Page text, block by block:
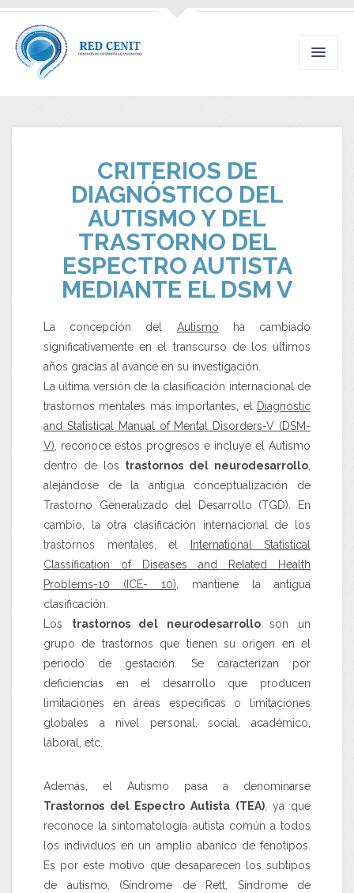
CRITERIOS DE
DIAGNÓSTICO DEL
AUTISMO Y DEL
TRASTORNO DEL
ESPECTRO AUTISTA
MEDIANTE EL DSM V
La concepción del Autismo ha cambiado
significativamente en el transcurso de los últimos
años gracias al avance en su investigación.
La última versión de la clasificación internacional de
trastornos mentales más importantes, el Diagnostic
and Statistical Manual of Mental Disorders-V (DSM-
V), reconoce estos progresos e incluye el Autismo
dentro de los trastornos del neurodesarrollo,
alejándose de la antigua conceptualización de
Trastorno Generalizado del Desarrollo (TGD). En
cambio, la otra clasificación internacional de los
trastornos mentales, el
International Statistical
Classification of Diseases and Related Health
Problems-10 (ICE- 10), mantiene la antigua
clasificación.
Los trastornos del neurodesarrolloson un
grupo de trastornos que tienen su origen en el
periodo de gestación. Se caracterizan por
deficiencias en el desarrollo que producen
limitaciones en áreas específicas o limitaciones
globales a nivel personal, social, académico,
laboral, etc.
Además, el Autismo pasa a denominarse
Trastornos del Espectro Autista (TEA), ya que
reconoce la sintomatología autista común a todos
los individuos en un amplio abanico de fenotipos.
Es por este motivo que desaparecen los subtipos
de autismo, (Síndrome de Rett, Síndrome de